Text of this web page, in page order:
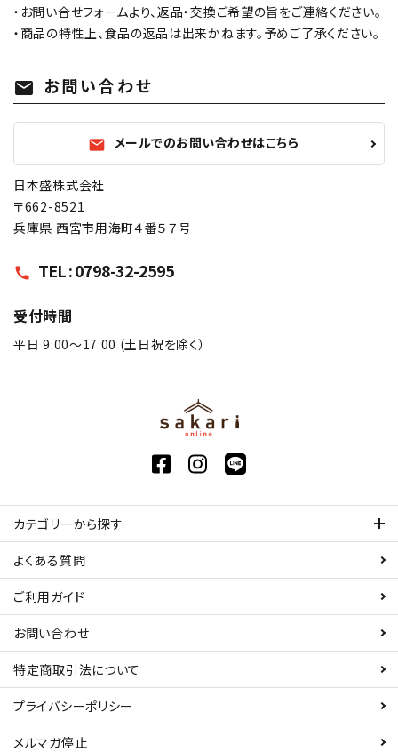
・お問い合せフォームより、返品・交換ご希望の旨をご連絡ください。
・商品の特性上、食品の返品は出来かねます。予めご了承ください。
mail お問い合わせ
mail メールでのお問い合わせはこちら
日本盛株式会社
〒662-8521
兵庫県 西宮市用海町４番５７号
call TEL : 0798-32-2595
受付時間
平日 9:00〜17:00 (土日祝を除く）
カテゴリーから探す
よくある質問
ご利用ガイド
お問い合わせ
特定商取引法について
プライバシーポリシー
メルマガ停止